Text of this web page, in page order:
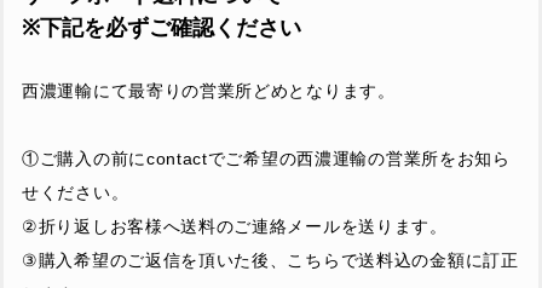
※下記を必ずご確認ください
西濃運輸にて最寄りの営業所どめとなります。
①ご購入の前にcontactでご希望の西濃運輸の営業所をお知ら
せください。
②折り返しお客様へ送料のご連絡メールを送ります。
③購入希望のご返信を頂いた後、こちらで送料込の金額に訂正